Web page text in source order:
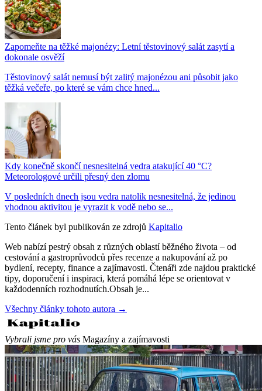
Zapomeňte na těžké majonézy: Letní těstovinový salát zasytí a
dokonale osvěží
Těstovinový salát nemusí být zalitý majonézou ani působit jako
těžká večeře, po které se vám chce hned...
Kdy konečně skončí nesnesitelná vedra atakující 40 °C?
Meteorologové určili přesný den zlomu
V posledních dnech jsou vedra natolik nesnesitelná, že jedinou
vhodnou aktivitou je vyrazit k vodě nebo se...
Tento článek byl publikován ze zdrojů Kapitalio
Web nabízí pestrý obsah z různých oblastí běžného života – od
cestování a gastroprůvodců přes recenze a nakupování až po
bydlení, recepty, finance a zajímavosti. Čtenáři zde najdou praktické
tipy, doporučení i inspiraci, která pomáhá lépe se orientovat v
každodenních rozhodnutích.Obsah je...
Všechny články tohoto autora →
Vybrali jsme pro vás Magazíny a zajímavosti